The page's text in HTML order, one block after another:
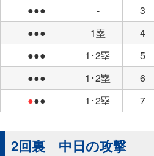
●●● - 3
●●●
1塁 4
●●●
1･2塁 5
●●●
1･2塁 6
●●● 1･2塁 7
2回裏 中日の攻撃